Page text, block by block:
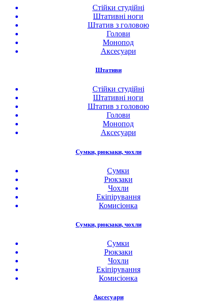
Стійки студійні
Штативні ноги
Штатив з головою
Голови
Монопод
Аксесуари
Штативи
Стійки студійні
Штативні ноги
Штатив з головою
Голови
Монопод
Аксесуари
Сумки, рюкзаки, чохли
Сумки
Рюкзаки
Чохли
Екіпірування
Комисіонка
Сумки, рюкзаки, чохли
Сумки
Рюкзаки
Чохли
Екіпірування
Комисіонка
Аксесуари